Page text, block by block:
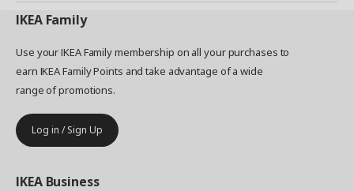
IKEA Family
Use your IKEA Family membership on all your purchases to
earn IKEA Family Points and take advantage of a wide
range of promotions.
Log in / Sign Up
IKEA Business